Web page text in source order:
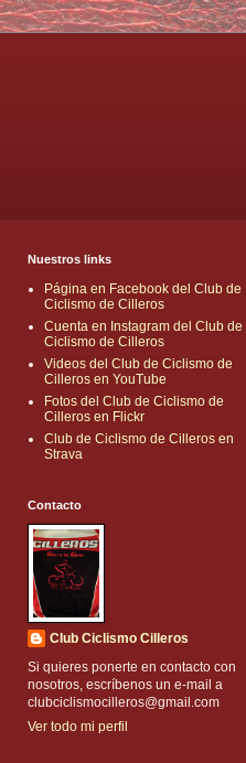
Nuestros links
Página en Facebook del Club de
Ciclismo de Cilleros
Cuenta en Instagram del Club de
Ciclismo de Cilleros
Videos del Club de Ciclismo de
Cilleros en YouTube
Fotos del Club de Ciclismo de
Cilleros en Flickr
Club de Ciclismo de Cilleros en
Strava
Contacto
Club Ciclismo Cilleros
Si quieres ponerte en contacto con
nosotros, escríbenos un e-mail a
clubciclismocilleros@gmail.com
Ver todo mi perfil